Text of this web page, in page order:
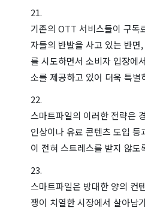
기존의 OTT 서비스들이 구독
자들의 반발을 사고 있는 반
를 시도하면서 소비자 입장에
소를 제공하고 있어 더욱 특별
스마트파일의 이러한 전략은
인상이나 유료 콘텐츠 도입
이 전혀 스트레스를 받지 않도
스마트파일은 방대한 양의 컨
쟁이 치열한 시장에서 살아남